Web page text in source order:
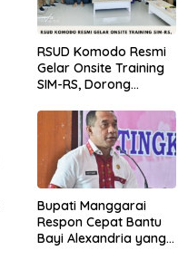
RSUD Komodo Resmi
Gelar Onsite Training
SIM-RS, Dorong
Layanan Kesehatan
Bupati Manggarai
Respon Cepat Bantu
Bayi Alexandria yang